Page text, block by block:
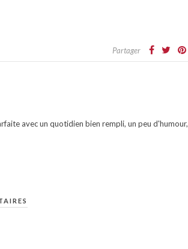
Partager
avec un quotidien bien rempli, un peu d'humour,